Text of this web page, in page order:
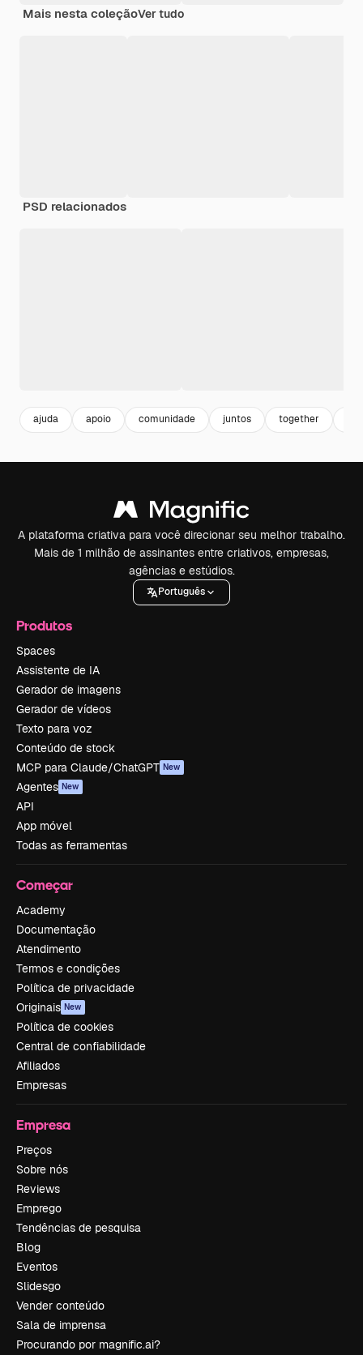
Mais nesta coleçãoVer tudo
PSD relacionados
ajuda apoio comunidade juntos together
A plataforma criativa para você direcionar seu melhor trabalho.
Mais de 1 milhão de assinantes entre criativos, empresas,
agências e estúdios.
Português
Produtos
Spaces
Assistente de IA
Gerador de imagens
Gerador de vídeos
Texto para voz
Conteúdo de stock
MCP para Claude/ChatGPT New
Agentes New
API
App móvel
Todas as ferramentas
Começar
Academy
Documentação
Atendimento
Termos e condições
Política de privacidade
Originais New
Política de cookies
Central de confiabilidade
Afiliados
Empresas
Empresa
Preços
Sobre nós
Reviews
Emprego
Tendências de pesquisa
Blog
Eventos
Slidesgo
Vender conteúdo
Sala de imprensa
Procurando por magnific.ai?